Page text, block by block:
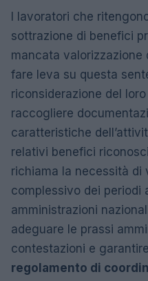
I lavoratori che
sottrazione di benefici
mancata valorizzazione
fare leva su questa
riconsiderazione del
raccogliere
caratteristiche
relativi benefici
richiama la necessità di
complessivo dei periodi
amministrazioni
adeguare le prassi
contestazioni e
regolamento di